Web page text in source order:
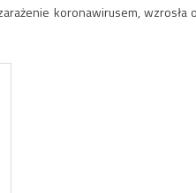
koronawirusem, wzrosła